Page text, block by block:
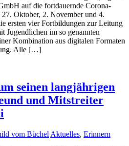
auf die fortdauernde Corona-
Oktober, 2. November und 4.
ersten vier Fortbildungen zur Leitung
Jugendlichen im so genannten
Kombination aus digitalen Formaten
Alle […]
seinen langjährigen
und Mitstreiter
vom Büchel Aktuelles, Erinnern